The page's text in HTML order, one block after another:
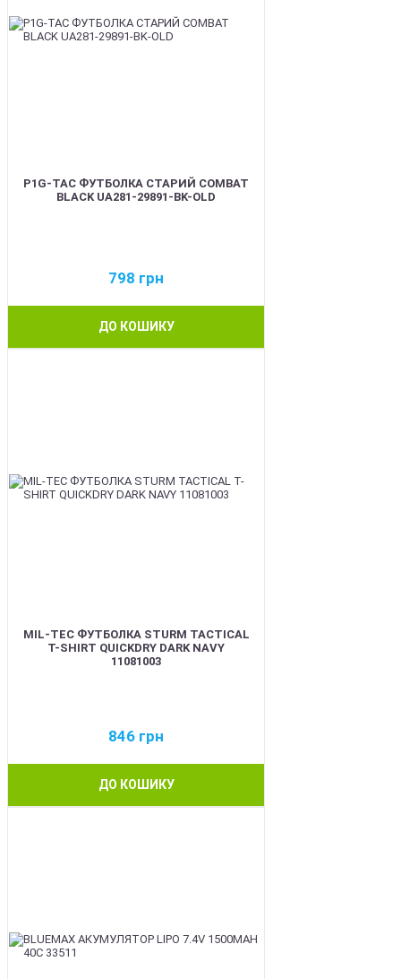
P1G-TAC ФУТБОЛКА СТАРИЙ COMBAT
BLACK UA281-29891-BK-OLD
798 грн
ДО КОШИКУ
MIL-TEC ФУТБОЛКА STURM TACTICAL
T-SHIRT QUICKDRY DARK NAVY
11081003
846 грн
ДО КОШИКУ